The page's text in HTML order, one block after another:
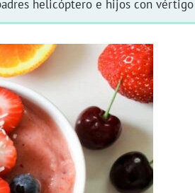
helicóptero e hijos con vértigo